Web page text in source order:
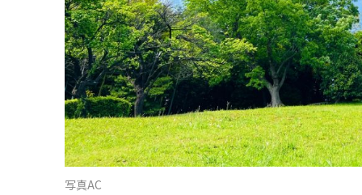
写真AC